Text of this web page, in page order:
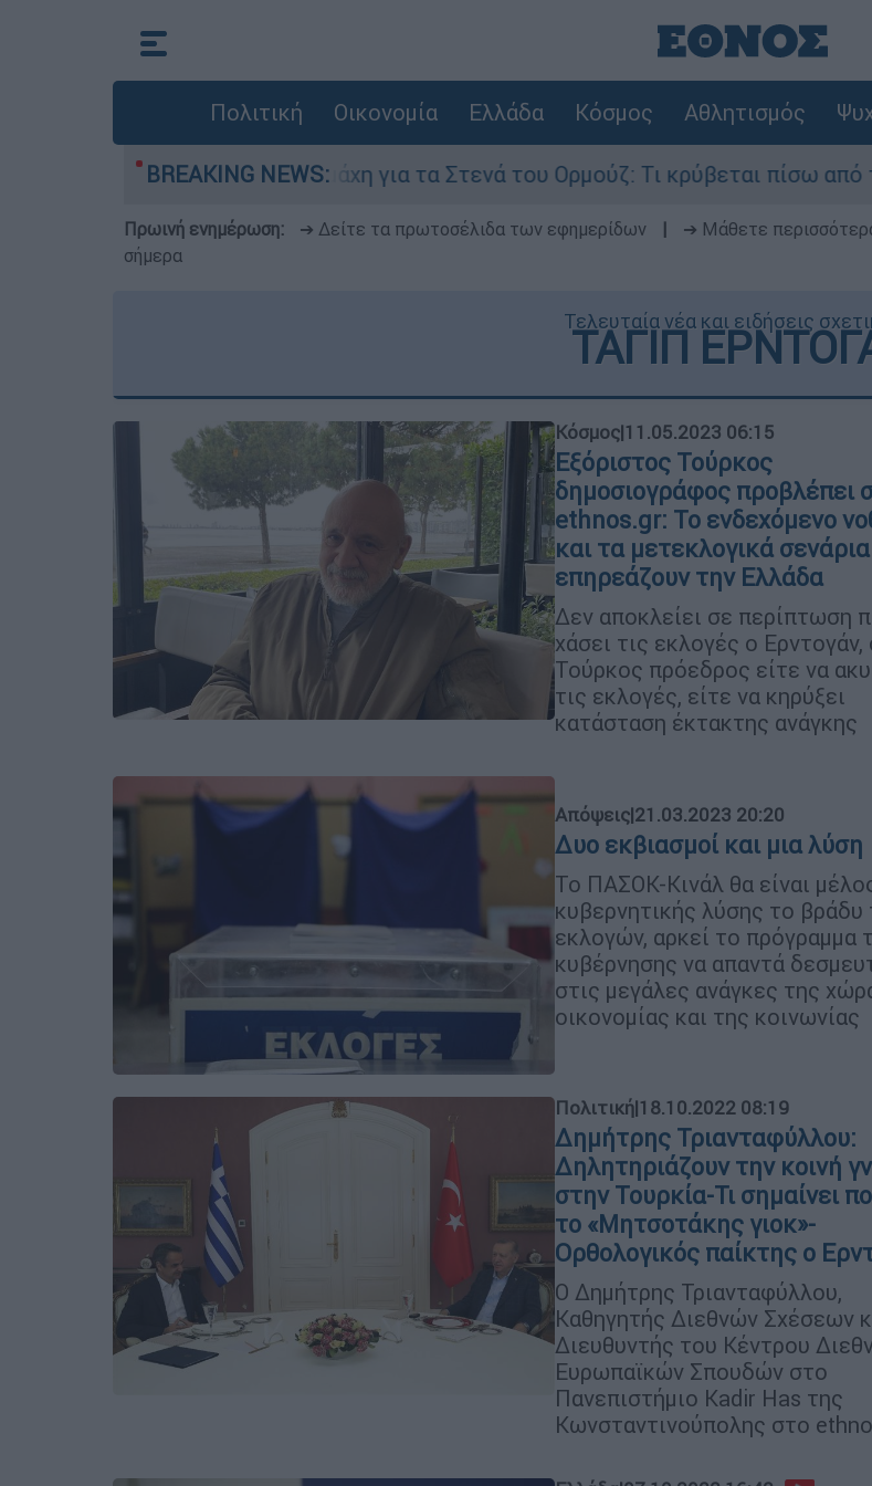
Πολιτική Οικονομία Ελλάδα Κόσμος Αθλητισμός
BREAKING NEWS:
Η μάχη για τα Στενά του Ορμούζ: Τι κρύβεται πίσω από τις μυστικές
Πρωινή ενημέρωση: ➔ Δείτε τα πρωτοσέλιδα των εφημερίδων ➔ Μάθετε
σήμερα
Τελευταία νέα και ειδήσεις
ΤΑΓΙΠ
Κόσμος|11.05.2023 06:15
Εξόριστος Τούρκος
δημοσιογράφος προβλέπει
ethnos.gr: Το ενδεχόμενο
και τα μετεκλογικά
επηρεάζουν την Ελλάδα
Δεν αποκλείει σε περίπτωση
χάσει τις εκλογές ο Ερντογάν,
Τούρκος πρόεδρος είτε να
τις εκλογές, είτε να κηρύξει
κατάσταση έκτακτης ανάγκης
Απόψεις|21.03.2023 20:20
Δυο εκβιασμοί και μια λύση
Το ΠΑΣΟΚ-Κινάλ θα είναι
κυβερνητικής λύσης το
εκλογών, αρκεί το πρόγραμμα
κυβέρνησης να απαντά
στις μεγάλες ανάγκες της
οικονομίας και της κοινωνίας
Πολιτική|18.10.2022 08:19
Δημήτρης Τριανταφύλλου:
Δηλητηριάζουν την κοινή
στην Τουρκία-Τι σημαίνει
το «Μητσοτάκης γιοκ»-
Ορθολογικός παίκτης ο
Ο Δημήτρης Τριανταφύλλου,
Καθηγητής Διεθνών Σχέσεων
Διευθυντής του Κέντρου
Ευρωπαϊκών Σπουδών στο
Πανεπιστήμιο Kadir Has της
Κωνσταντινούπολης στο